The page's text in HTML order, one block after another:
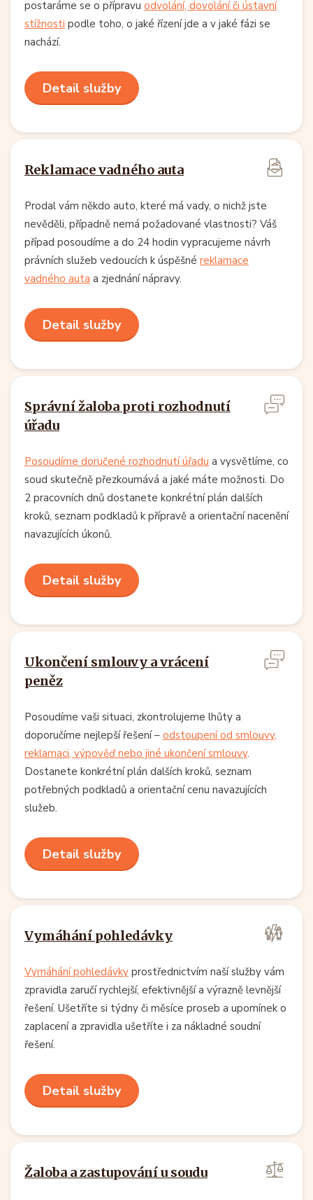
postaráme se o přípravu odvolání, dovolání či ústavní
stížnosti podle toho, o jaké řízení jde a v jaké fázi se
nachází.
Detail služby
Reklamace vadného auta
Prodal vám někdo auto, které má vady, o nichž jste
nevěděli, případně nemá požadované vlastnosti? Váš
případ posoudíme a do 24 hodin vypracujeme návrh
právních služeb vedoucích k úspěšné reklamace
vadného auta a zjednání nápravy.
Detail služby
Správní žaloba proti rozhodnutí
úřadu
Posoudíme doručené rozhodnutí úřadu a vysvětlíme, co
soud skutečně přezkoumává a jaké máte možnosti. Do
2 pracovních dnů dostanete konkrétní plán dalších
kroků, seznam podkladů k přípravě a orientační nacenění
navazujících úkonů.
Detail služby
Ukončení smlouvy a vrácení
peněz
Posoudíme vaši situaci, zkontrolujeme lhůty a
doporučíme nejlepší řešení – odstoupení od smlouvy,
reklamaci, výpověď nebo jiné ukončení smlouvy.
Dostanete konkrétní plán dalších kroků, seznam
potřebných podkladů a orientační cenu navazujících
služeb.
Detail služby
Vymáhání pohledávky
Vymáhání pohledávky prostřednictvím naší služby vám
zpravidla zaručí rychlejší, efektivnější a výrazně levnější
řešení. Ušetříte si týdny či měsíce proseb a upomínek o
zaplacení a zpravidla ušetříte i za nákladné soudní
řešení.
Detail služby
Žaloba a zastupování u soudu